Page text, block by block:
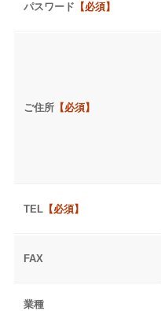
パスワード 【必須】
ご住所 【必須】
TEL 【必須】
FAX
業種